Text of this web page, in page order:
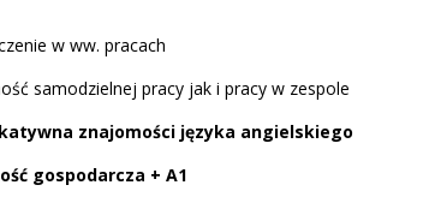
w ww. pracach
samodzielnej pracy jak i pracy w zespole
znajomości języka angielskiego
gospodarcza + A1